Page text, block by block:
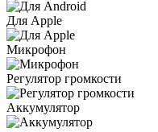
Для Apple
Микрофон
Регулятор громкости
Аккумулятор